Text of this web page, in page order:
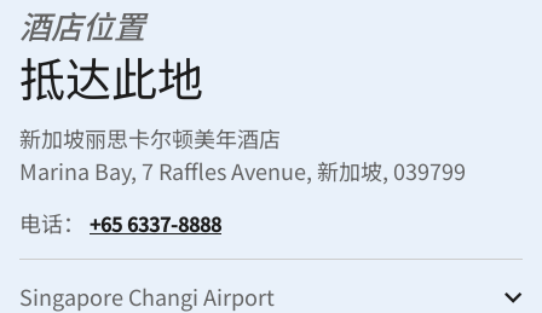
酒店位置
抵达此地
新加坡丽思卡尔顿美年酒店
Marina Bay, 7 Raffles Avenue, 新加坡, 039799
电话： +65 6337-8888
Singapore Changi Airport